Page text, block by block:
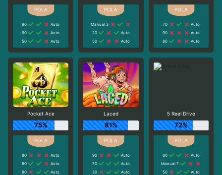
90
Auto
90
Auto
50
Auto
Manual 3
20
Auto
50
Auto
70
Auto
90
Auto
80
Auto
Pocket Ace
75%
80
Auto
80
Auto
80
Auto
Laced
81%
90
Auto
70
Auto
30
Auto
5 Reel Drive
72%
60
Auto
Manual 7
50
Auto